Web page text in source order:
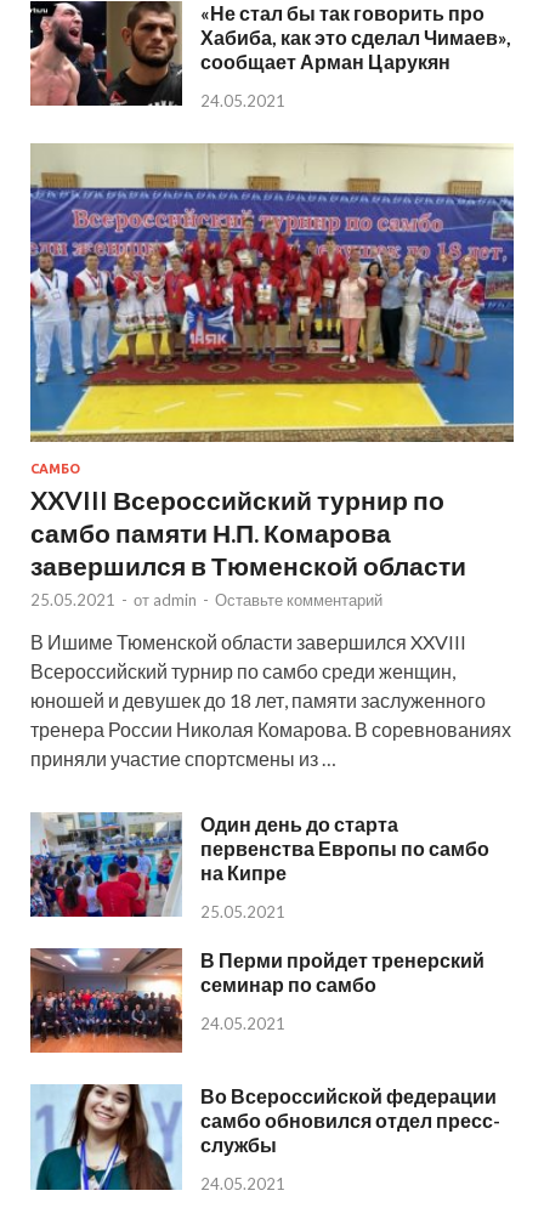
«Не стал бы так говорить про
Хабиба, как это сделал Чимаев»,
сообщает Арман Царукян
24.05.2021
САМБО
XXVIII Всероссийский турнир по
самбо памяти Н.П. Комарова
завершился в Тюменской области
25.05.2021 - от admin - Оставьте комментарий
В Ишиме Тюменской области завершился XXVIII
Всероссийский турнир по самбо среди женщин,
юношей и девушек до 18 лет, памяти заслуженного
тренера России Николая Комарова. В соревнованиях
приняли участие спортсмены из …
Один день до старта
первенства Европы по самбо
на Кипре
25.05.2021
В Перми пройдет тренерский
семинар по самбо
24.05.2021
Во Всероссийской федерации
самбо обновился отдел пресс-
службы
24.05.2021